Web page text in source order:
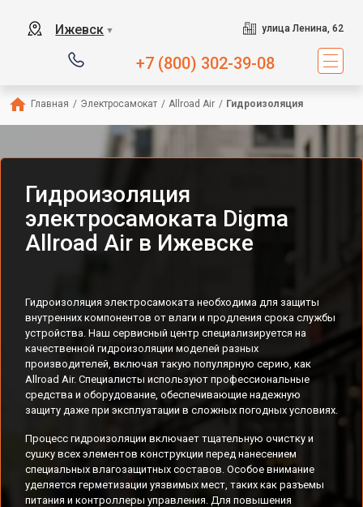
Ижевск ▼ улица Ленина, 62
+7 (800) 302-39-08
Главная / Электросамокат / Allroad Air / Гидроизоляция
Гидроизоляция
электросамоката Digma
Allroad Air в Ижевске
Гидроизоляция электросамоката необходима для защиты
внутренних компонентов от влаги и продления срока службы
устройства. Наш сервисный центр специализируется на
качественной гидроизоляции моделей разных
производителей, включая такую популярную серию, как
Allroad Air. Специалисты используют профессиональные
средства и оборудование, обеспечивающие надежную
защиту даже при эксплуатации в сложных погодных условиях.
Процесс гидроизоляции включает тщательную очистку и
сушку всех элементов конструкции перед нанесением
специальных влагозащитных составов. Особое внимание
уделяется герметизации уязвимых мест, таких как разъемы
питания и контроллеры управления. Для повышения